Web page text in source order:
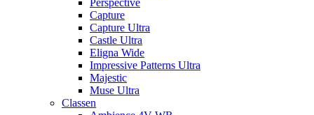
Perspective
Capture
Capture Ultra
Castle Ultra
Eligna Wide
Impressive Patterns Ultra
Majestic
Muse Ultra
Classen